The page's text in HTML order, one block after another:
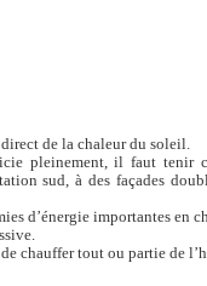
de la chaleur du soleil.
pleinement, il faut tenir
sud, à des façades
d’énergie importantes
chauffer tout ou partie de